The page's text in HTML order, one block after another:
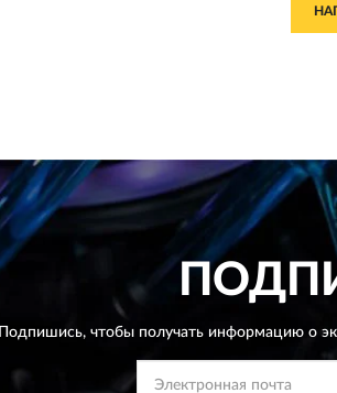
Подпишись, чтобы получать информацию о